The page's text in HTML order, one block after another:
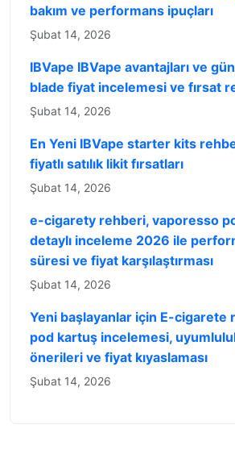
bakım ve performans ipuçları
Şubat 14, 2026
IBVape IBVape avantajları ve
blade fiyat incelemesi ve fırsat
Şubat 14, 2026
En Yeni IBVape starter kits
fiyatlı satılık likit fırsatları
Şubat 14, 2026
e-cigarety rehberi, vaporesso
detaylı inceleme 2026 ile
süresi ve fiyat karşılaştırması
Şubat 14, 2026
Yeni başlayanlar için E-cigarete
pod kartuş incelemesi,
önerileri ve fiyat kıyaslaması
Şubat 14, 2026